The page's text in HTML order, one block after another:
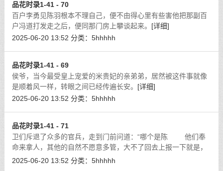
品花时录1-41 - 70
百户李勇见陈羽根本不理自己，便不由得心里有些害他把那副百
户冯道打发走之后，便同那门房上攀谈起来。 [详细]
2025-06-20 13:52 分类： 5hhhhh
品花时录1-41 - 69
侯爷，当今最受皇上宠爱的米贵妃的亲弟弟，居然被这件事就像
是顺着风一样，转眼之间已经传遍长安。 [详细]
2025-06-20 13:52 分类： 5hhhhh
品花时录1-41 - 71
卫们斥退了众多的官兵，走到门前问道：“哪个是陈 他们奉
命来拿人，其他的自然不愿意多管，大不了回去上报一下就是，
普通的斗殴事件他们连管都懒得管，但是这牵涉上百人的官兵互
2025-06-20 13:52 分类： 5hhhhh